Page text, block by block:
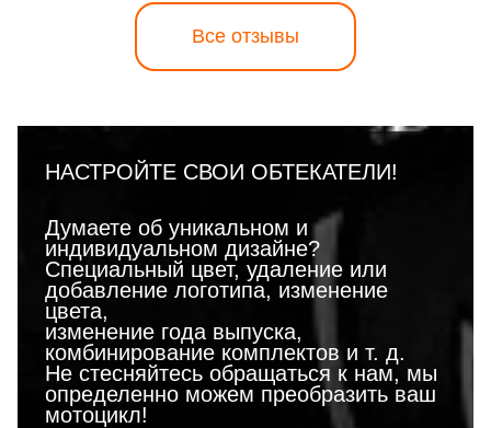
Все отзывы
НАСТРОЙТЕ СВОИ ОБТЕКАТЕЛИ!
Думаете об уникальном и
индивидуальном дизайне?
Специальный цвет, удаление или
добавление логотипа, изменение
цвета,
изменение года выпуска,
комбинирование комплектов и т. д.
Не стесняйтесь обращаться к нам, мы
определенно можем преобразить ваш
мотоцикл!